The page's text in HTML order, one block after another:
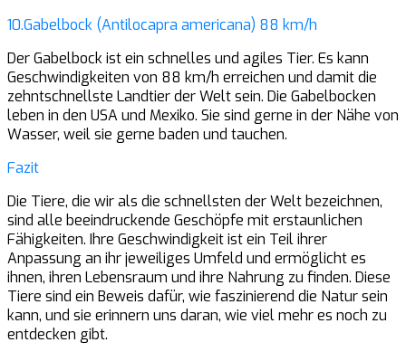
10.Gabelbock (Antilocapra americana) 88 km/h
Der Gabelbock ist ein schnelles und agiles Tier. Es kann
Geschwindigkeiten von 88 km/h erreichen und damit die
zehntschnellste Landtier der Welt sein. Die Gabelbocken
leben in den USA und Mexiko. Sie sind gerne in der Nähe von
Wasser, weil sie gerne baden und tauchen.
Fazit
Die Tiere, die wir als die schnellsten der Welt bezeichnen,
sind alle beeindruckende Geschöpfe mit erstaunlichen
Fähigkeiten. Ihre Geschwindigkeit ist ein Teil ihrer
Anpassung an ihr jeweiliges Umfeld und ermöglicht es
ihnen, ihren Lebensraum und ihre Nahrung zu finden. Diese
Tiere sind ein Beweis dafür, wie faszinierend die Natur sein
kann, und sie erinnern uns daran, wie viel mehr es noch zu
entdecken gibt.